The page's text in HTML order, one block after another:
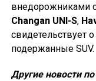
внедорожниками
Changan UNI-S,
свидетельствует
подержанные SUV.
Другие новости